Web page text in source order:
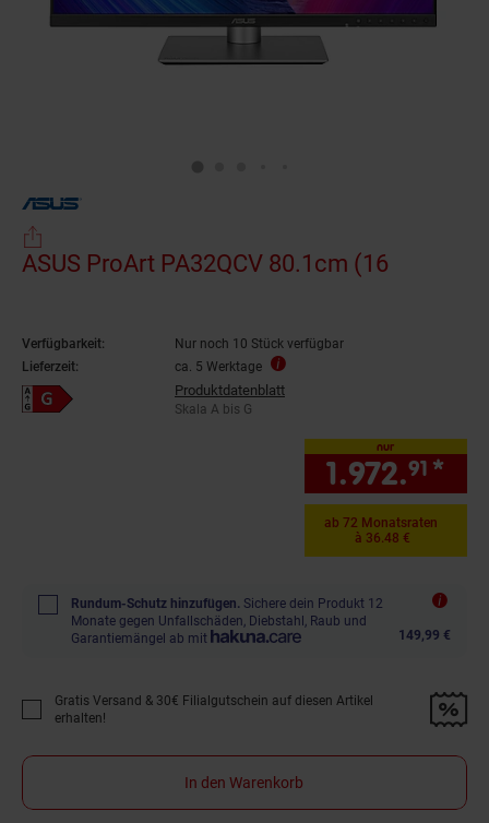
ASUS ProArt PA32QCV 80.1cm (16
Verfügbarkeit:
Nur noch 10 Stück verfügbar
Lieferzeit:
ca. 5 Werktage
Energieeffizienzklasse G auf Skala A bis G
Produktdatenblatt
Skala A bis G
nur
1.972.91 *
ab 72 Monatsraten
à 36.48 €
Rundum-Schutz hinzufügen. Sichere dein Produkt 12
Monate gegen Unfallschäden, Diebstahl, Raub und
Garantiemängel ab mit
149,99 €
Promotion "Gratis Versand &amp; 30€ Filialgutschein auf diesen Artikel
Gratis Versand & 30€ Filialgutschein auf diesen Artikel
erhalten!
In den Warenkorb